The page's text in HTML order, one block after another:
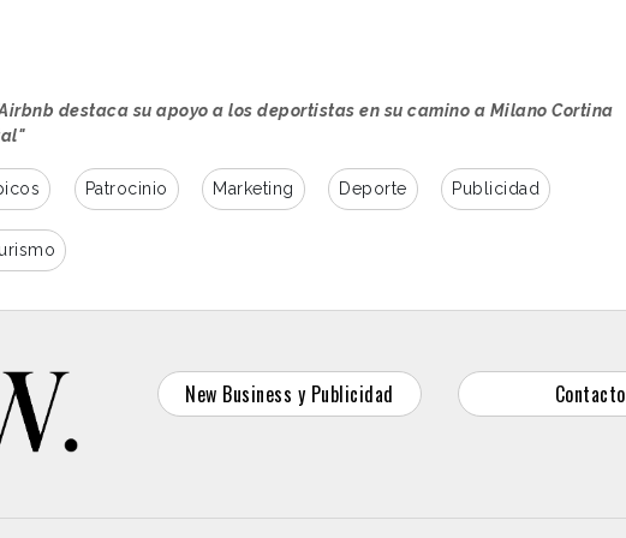
en Instagram
la cobertura de la participación de Ikea en “First Dates" en
mediante vídeos sobre “Nidito de amor”, textos que ponen
con una de las últimas campañas lanzadas por la marca,
ofrece lo que los deportistas necesitan para mantenerse
del documental, de 15 minutos de duración, son: Donovan
artístico, México); Laura Vargas (skeleton, Colombia); Edson
Brasil); Andrea Macri, (hockey sobre hielo adaptado, Italia);
(curling en silla de ruedas, Reino Unido); y Asa Toyoda
destaca su apoyo a los deportistas en su camino a Milano Cortina
Patrocinio Marketing Deporte Publicidad
New Business y Publicidad Contacto